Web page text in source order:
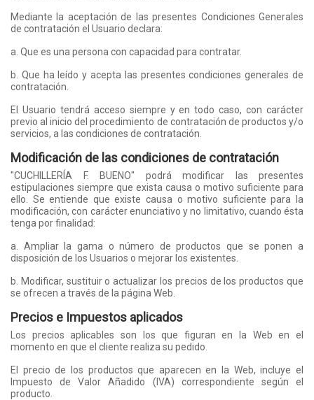
Mediante la aceptación de las presentes Condiciones Generales
de contratación el Usuario declara:
a. Que es una persona con capacidad para contratar.
b. Que ha leído y acepta las presentes condiciones generales de
contratación.
El Usuario tendrá acceso siempre y en todo caso, con carácter
previo al inicio del procedimiento de contratación de productos y/o
servicios, a las condiciones de contratación.
Modificación de las condiciones de contratación
"CUCHILLERÍA F. BUENO" podrá modificar las presentes
estipulaciones siempre que exista causa o motivo suficiente para
ello. Se entiende que existe causa o motivo suficiente para la
modificación, con carácter enunciativo y no limitativo, cuando ésta
tenga por finalidad:
a. Ampliar la gama o número de productos que se ponen a
disposición de los Usuarios o mejorar los existentes.
b. Modificar, sustituir o actualizar los precios de los productos que
se ofrecen a través de la página Web.
Precios e Impuestos aplicados
Los precios aplicables son los que figuran en la Web en el
momento en que el cliente realiza su pedido.
El precio de los productos que aparecen en la Web, incluye el
Impuesto de Valor Añadido (IVA) correspondiente según el
producto.